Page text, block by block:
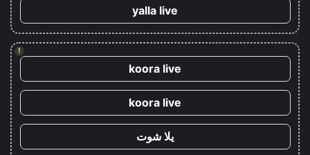
yalla live
!
koora live
koora live
يلا شوت